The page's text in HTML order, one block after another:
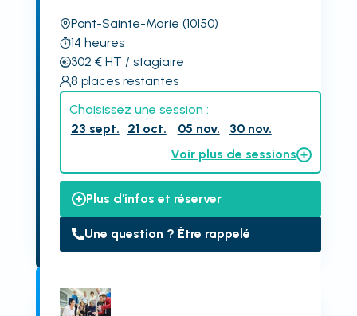
Pont-Sainte-Marie (10150)
14 heures
302 € HT / stagiaire
8 places restantes
Choisissez une session :
23 sept.
21 oct. 05 nov.
30 nov.
Voir plus de sessions
Plus d'infos et réserver
Une question ? Être rappelé